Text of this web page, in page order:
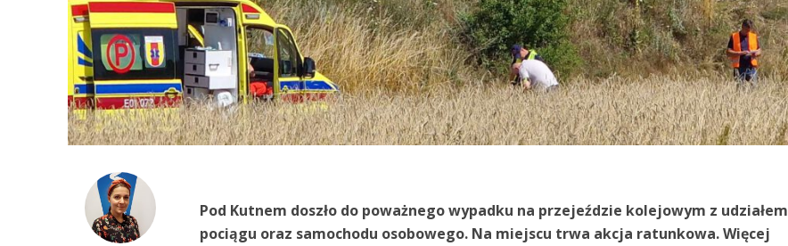
Pod Kutnem doszło do poważnego wypadku na przejeździe kolejowym z udziałem
pociągu oraz samochodu osobowego. Na miejscu trwa akcja ratunkowa. Więcej